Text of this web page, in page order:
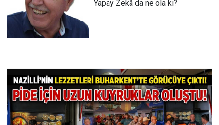
Yapay Zekâ da ne ola ki?